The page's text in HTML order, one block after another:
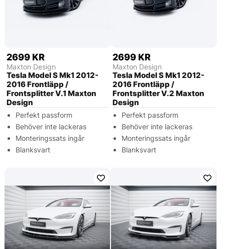
2699 KR
Maxton Design
Tesla Model S Mk1 2012-
2016 Frontläpp /
Frontsplitter V.1 Maxton
Design
Perfekt passform
Behöver inte lackeras
Monteringssats ingår
Blanksvart
2699 KR
Maxton Design
Tesla Model S Mk1 2012-
2016 Frontläpp /
Frontsplitter V.2 Maxton
Design
Perfekt passform
Behöver inte lackeras
Monteringssats ingår
Blanksvart